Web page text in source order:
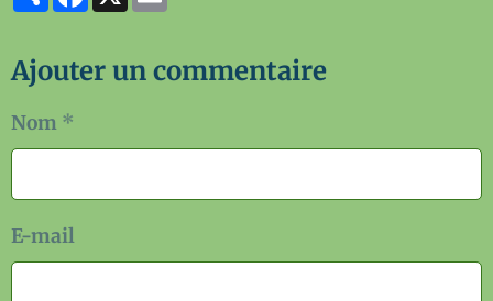
Ajouter un commentaire
Nom
E-mail